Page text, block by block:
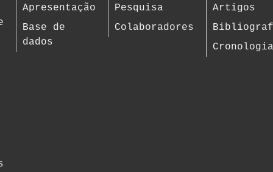
Apresentação
Base de
dados
Pesquisa
Colaboradores
Artigos